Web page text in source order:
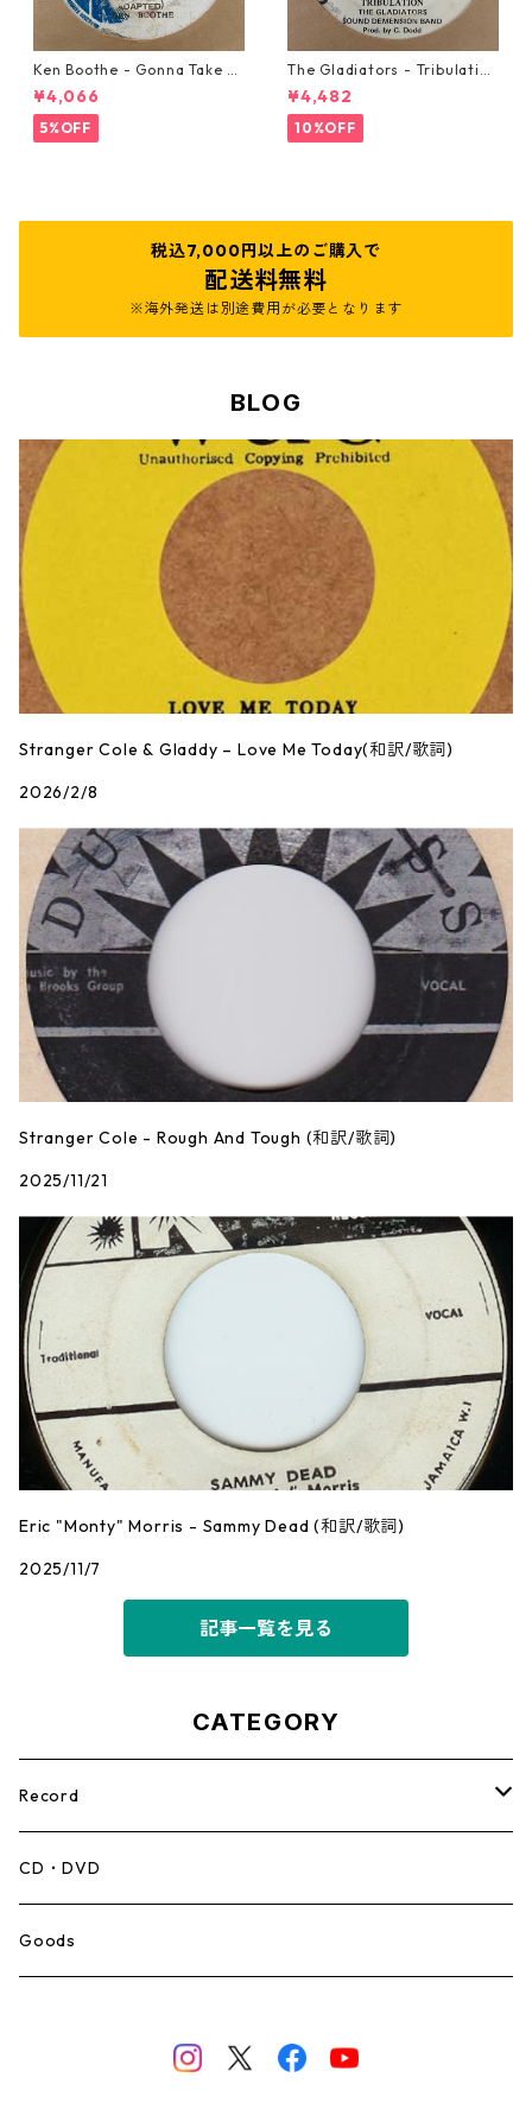
Ken Boothe - Gonna Take A
Miracle【7-21362】
¥4,066
5%OFF
The Gladiators - Tribulation
【7-21365】
¥4,482
10%OFF
税込7,000円以上のご購入で
配送料無料
※海外発送は別途費用が必要となります
BLOG
Stranger Cole & Gladdy – Love Me Today(和訳/歌詞)
2026/2/8
Stranger Cole - Rough And Tough (和訳/歌詞)
2025/11/21
Eric "Monty" Morris - Sammy Dead (和訳/歌詞)
2025/11/7
記事一覧を見る
CATEGORY
Record
Mento,Calypso,Ballad
Ska
CD・DVD
Goods